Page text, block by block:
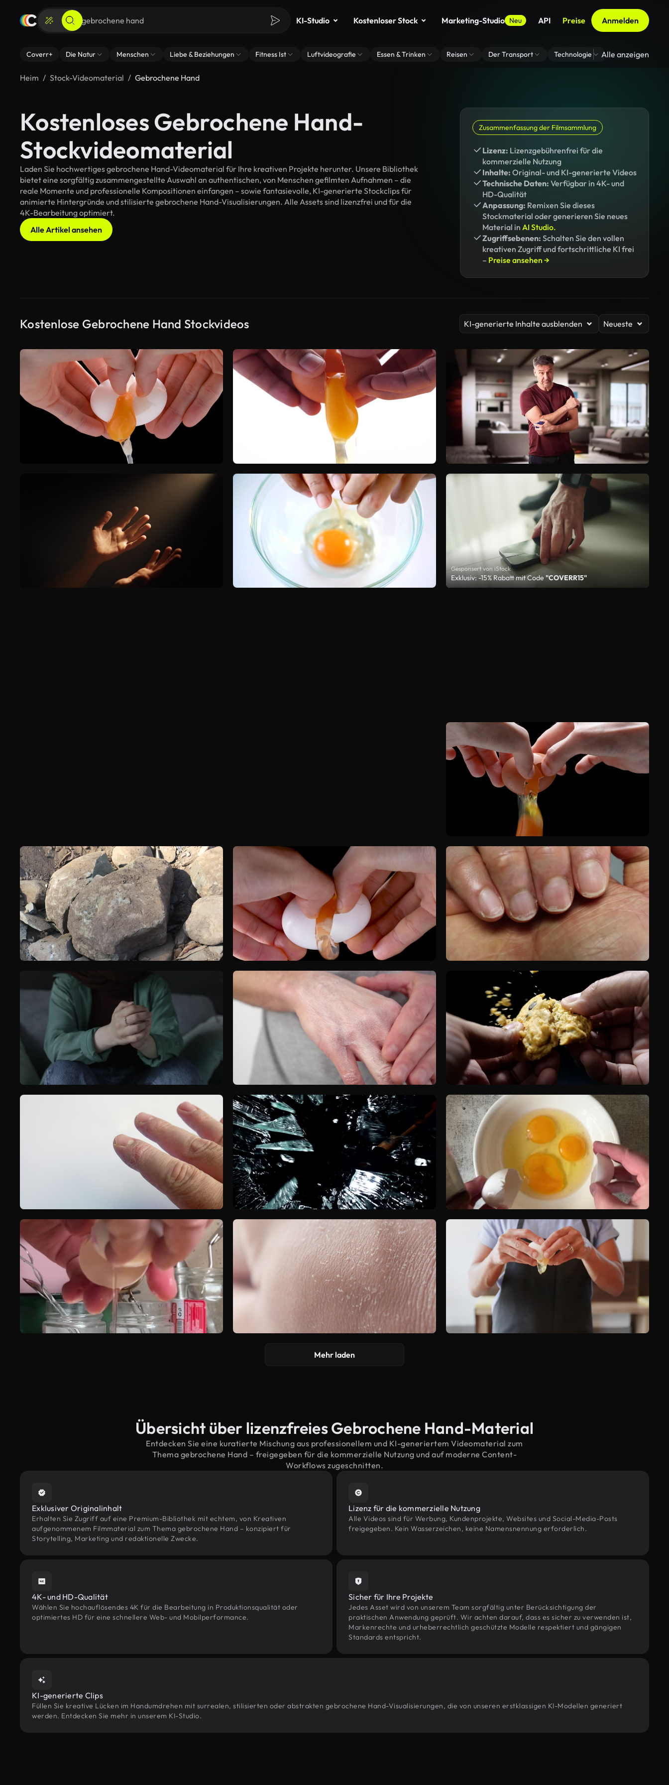
KI-Studio Kostenloser Stock Marketing-Studio Neu API Preise Anmelden
Coverr+ Die Natur Menschen Liebe & Beziehungen Fitness Ist Luftvideografie Essen & Trinken Reisen Der Transport Technologie Zoom Virtuelle
Alle anzeigen
Heim Stock-Videomaterial Gebrochene Hand
Kostenloses Gebrochene Hand-
Stockvideomaterial
Laden Sie hochwertiges gebrochene Hand-Videomaterial für Ihre kreativen Projekte herunter. Unsere Bibliothek
bietet eine sorgfältig zusammengestellte Auswahl an authentischen, von Menschen gefilmten Aufnahmen – die
reale Momente und professionelle Kompositionen einfangen – sowie fantasievolle, KI-generierte Stockclips für
animierte Hintergründe und stilisierte gebrochene Hand-Visualisierungen. Alle Assets sind lizenzfrei und für die
4K-Bearbeitung optimiert.
Alle Artikel ansehen
Zusammenfassung der Filmsammlung
Lizenz: Lizenzgebührenfrei für die
kommerzielle Nutzung
Inhalte: Original- und KI-generierte Videos
Technische Daten: Verfügbar in 4K- und
HD-Qualität
Anpassung: Remixen Sie dieses
Stockmaterial oder generieren Sie neues
Material in AI Studio.
Zugriffsebenen: Schalten Sie den vollen
kreativen Zugriff und fortschrittliche KI frei
– Preise ansehen →
Kostenlose Gebrochene Hand Stockvideos KI-generierte Inhalte ausblenden Neueste
Gesponsert von iStock
Exklusiv: -15% Rabatt mit Code "COVERR15"
Mehr laden
Übersicht über lizenzfreies Gebrochene Hand-Material
Entdecken Sie eine kuratierte Mischung aus professionellem und KI-generiertem Videomaterial zum
Thema gebrochene Hand – freigegeben für die kommerzielle Nutzung und auf moderne Content-
Workflows zugeschnitten.
Exklusiver Originalinhalt
Erhalten Sie Zugriff auf eine Premium-Bibliothek mit echtem, von Kreativen
aufgenommenem Filmmaterial zum Thema gebrochene Hand – konzipiert für
Storytelling, Marketing und redaktionelle Zwecke.
Lizenz für die kommerzielle Nutzung
Alle Videos sind für Werbung, Kundenprojekte, Websites und Social-Media-Posts
freigegeben. Kein Wasserzeichen, keine Namensnennung erforderlich.
4K- und HD-Qualität
Wählen Sie hochauflösendes 4K für die Bearbeitung in Produktionsqualität oder
optimiertes HD für eine schnellere Web- und Mobilperformance.
Sicher für Ihre Projekte
Jedes Asset wird von unserem Team sorgfältig unter Berücksichtigung der
praktischen Anwendung geprüft. Wir achten darauf, dass es sicher zu verwenden ist,
Markenrechte und urheberrechtlich geschützte Modelle respektiert und gängigen
Standards entspricht.
KI-generierte Clips
Füllen Sie kreative Lücken im Handumdrehen mit surrealen, stilisierten oder abstrakten gebrochene Hand-Visualisierungen, die von unseren erstklassigen KI-Modellen generiert
werden. Entdecken Sie mehr in unserem KI-Studio.